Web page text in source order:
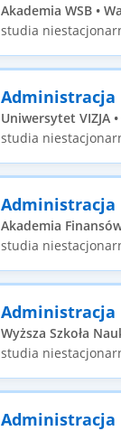
Akademia WSB •
studia
Administracja
Uniwersytet VIZJA
studia
Administracja
Akademia
studia
Administracja
Wyższa Szkoła
studia
Administracja